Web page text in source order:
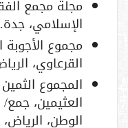
مجلة مجمع
الإسلامي، جدة.
مجموع الأجوبة
القرعاوي، الرياض،
المجموع
العثيمين،
الوطن، الرياض، ط3: 1411هـ/